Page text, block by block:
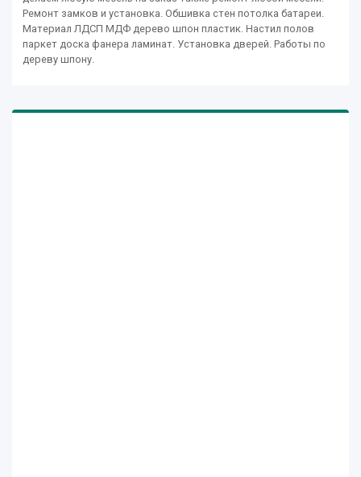
Ремонт замков и установка. Обшивка стен потолка батареи.
Материал ЛДСП МДФ дерево шпон пластик. Настил полов
паркет доска фанера ламинат. Установка дверей. Работы по
дереву шпону.